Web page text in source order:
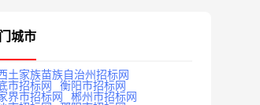
城市
土家族苗族自治州招标网
市招标网
衡阳市招标网
界市招标网
郴州市招标网